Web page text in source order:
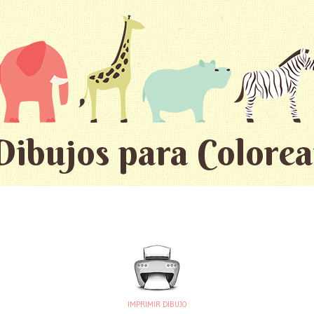
para
IMPRIMIR DIBUJO